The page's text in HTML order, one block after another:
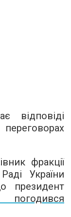
відповіді
фракції
України
президент
погодився